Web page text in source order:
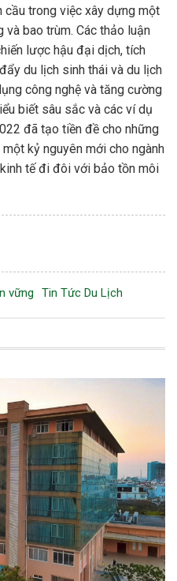
cầu trong việc xây dựng một
bao trùm. Các thảo luận
lược hậu đại dịch, tích
du lịch sinh thái và du lịch
công nghệ và tăng cường
biết sâu sắc và các ví dụ
đã tạo tiền đề cho những
kỷ nguyên mới cho ngành
tế đi đôi với bảo tồn môi
vững Tin Tức Du Lịch